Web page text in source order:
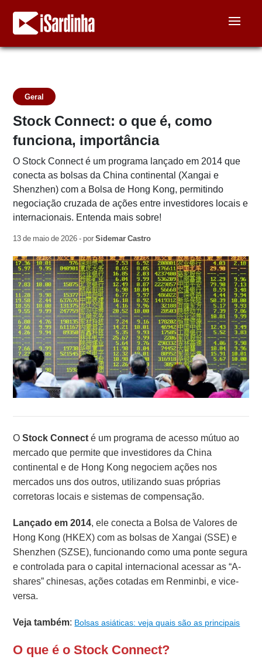
Geral
Stock Connect: o que é, como
funciona, importância
O Stock Connect é um programa lançado em 2014 que
conecta as bolsas da China continental (Xangai e
Shenzhen) com a Bolsa de Hong Kong, permitindo
negociação cruzada de ações entre investidores locais e
internacionais. Entenda mais sobre!
13 de maio de 2026 - porSidemar Castro
OStock Connecté um programa de acesso mútuo ao
mercado que permite que investidores da China
continental e de Hong Kong negociem ações nos
mercados uns dos outros, utilizando suas próprias
corretoras locais e sistemas de compensação.
Lançado em 2014, ele conecta a Bolsa de Valores de
Hong Kong (HKEX) com as bolsas de Xangai (SSE) e
Shenzhen (SZSE), funcionando como uma ponte segura
e controlada para o capital internacional acessar as “A-
shares” chinesas, ações cotadas em Renminbi, e vice-
versa.
Veja também: Bolsas asiáticas: veja quais são as principais
O que é o Stock Connect?